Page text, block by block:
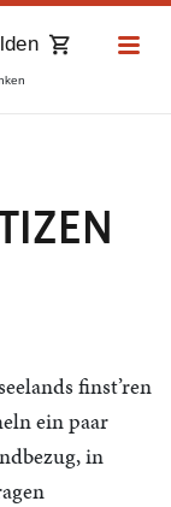
finst’ren
ein paar
in